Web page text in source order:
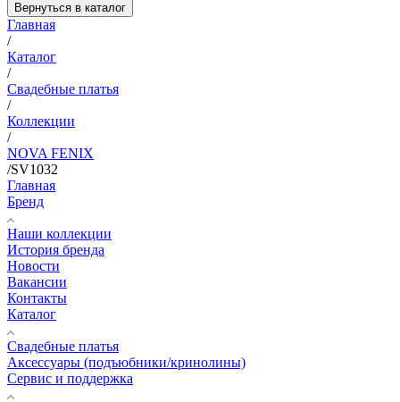
Вернуться в каталог
Главная
/
Каталог
/
Свадебные платья
/
Коллекции
/
NOVA FENIX
/SV1032
Главная
Бренд
Наши коллекции
История бренда
Новости
Вакансии
Контакты
Каталог
Свадебные платья
Аксессуары (подъюбники/кринолины)
Сервис и поддержка